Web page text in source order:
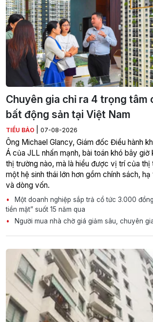
Chuyên gia chỉ ra 4 trọng tâm
bất động sản tại Việt Nam
TIỂU BẢO 07-08-2026
Ông Michael Glancy, Giám đốc Điều hành
Á của JLL nhấn mạnh, bài toán khó bây giờ
thị trường nào, mà là hiểu được vị trí của thị
một hệ sinh thái lớn hơn gồm chính sách,
và dòng vốn.
Một doanh nghiệp sắp trả cổ tức 3.000
tiền mặt” suốt 15 năm qua
Người mua nhà chờ giá giảm sâu, chuyên